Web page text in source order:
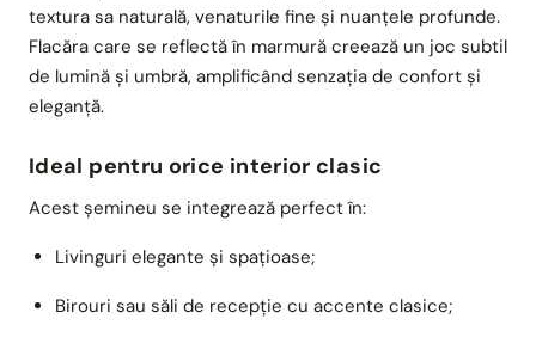
textura sa naturală, venaturile fine și nuanțele profunde.
Flacăra care se reflectă în marmură creează un joc subtil
de lumină și umbră, amplificând senzația de confort și
eleganță.
Ideal pentru orice interior clasic
Acest șemineu se integrează perfect în:
Livinguri elegante și spațioase;
Birouri sau săli de recepție cu accente clasice;